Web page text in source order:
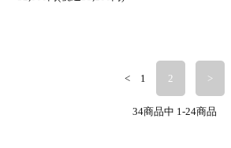
< 1 2 >
34商品中 1-24商品